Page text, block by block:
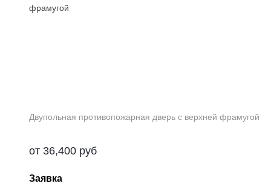
Двупольная противопожарная дверь с верхней фрамугой
от 36,400 руб
Заявка